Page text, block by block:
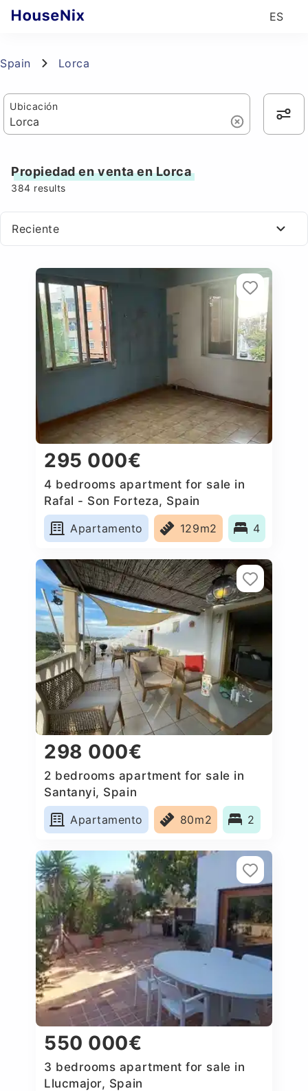
ES
Spain Lorca
Ubicación
Propiedad en venta en Lorca
384 results
Reciente
295 000€
4 bedrooms apartment for sale in
Rafal - Son Forteza, Spain
Apartamento
129m2 4
298 000€
2 bedrooms apartment for sale in
Santanyi, Spain
Apartamento
80m2 2
550 000€
3 bedrooms apartment for sale in
Llucmajor, Spain